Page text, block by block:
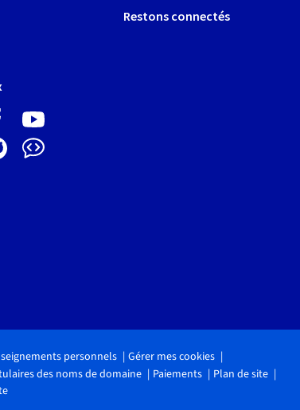
Restons connectés
personnels
Gérer mes cookies
des noms de domaine Paiements
Plan de site